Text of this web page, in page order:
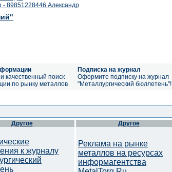
- 89851228446 Александр
качественный поиск
по рынку металлов
Подписка на журнал
Оформите подписку на журнал
"Металлургический бюллетень"!
Другое
к журналу
Другое
Реклама на рынке
металлов на ресурсах
информагентства